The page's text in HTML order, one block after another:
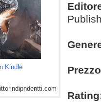
Kindle